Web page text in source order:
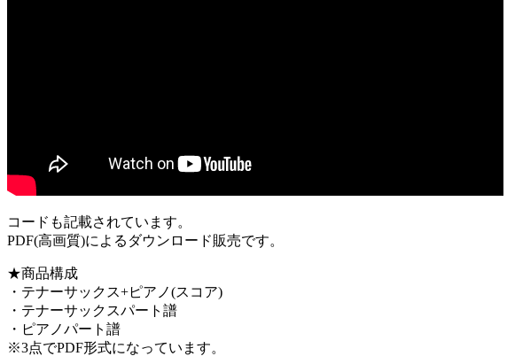
コードも記載されています。
PDF(高画質)によるダウンロード販売です。
★商品構成
・テナーサックス+ピアノ(スコア)
・テナーサックスパート譜
・ピアノパート譜
※3点でPDF形式になっています。